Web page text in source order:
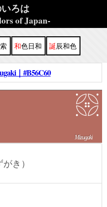
ろは
of Japan-
索 和色日和 誕辰和色
｜#B56C60
Mizugaki
き）